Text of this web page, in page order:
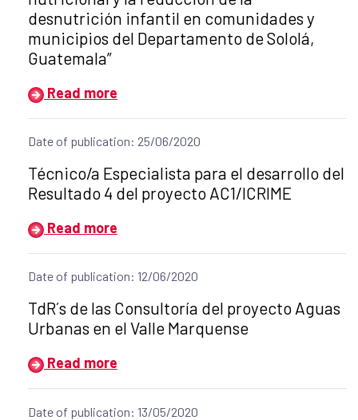
desnutrición infantil en comunidades y
municipios del Departamento de Sololá,
Guatemala”
Read more
Date of publication: 25/06/2020
Title of the announcement:
Técnico/a Especialista para el desarrollo del
Resultado 4 del proyecto AC1/ICRIME
Read more
Date of publication: 12/06/2020
Title of the announcement:
TdR´s de las Consultoría del proyecto Aguas
Urbanas en el Valle Marquense
Read more
Date of publication: 13/05/2020